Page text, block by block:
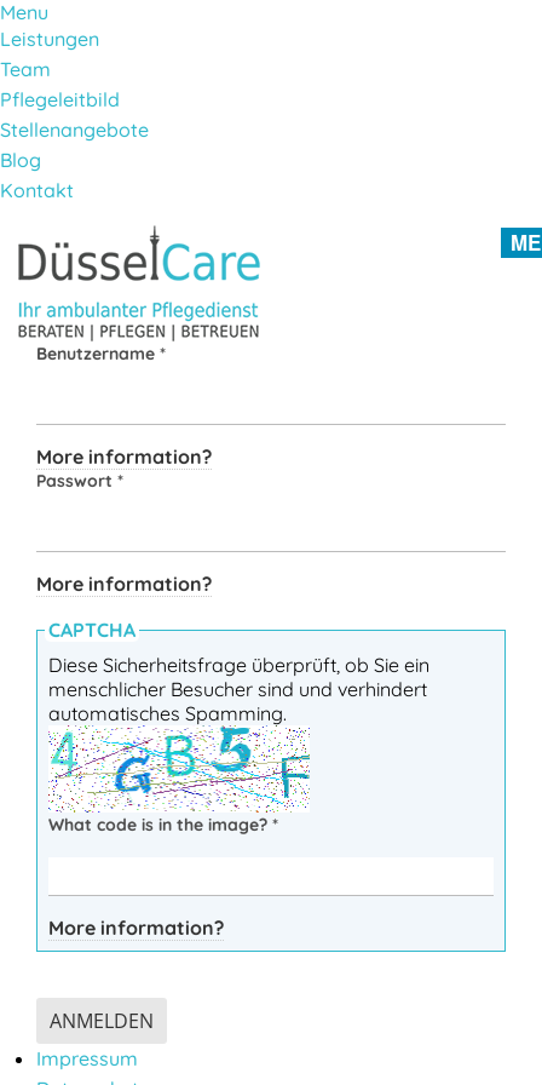
Menu
Leistungen
Team
Pflegeleitbild
Stellenangebote
Blog
Kontakt
Direkt zum Inhalt
Benutzername *
More information?
Passwort *
More information?
CAPTCHA
Diese Sicherheitsfrage überprüft, ob Sie ein
menschlicher Besucher sind und verhindert
automatisches Spamming.
What code is in the image? *
More information?
ANMELDEN
Impressum